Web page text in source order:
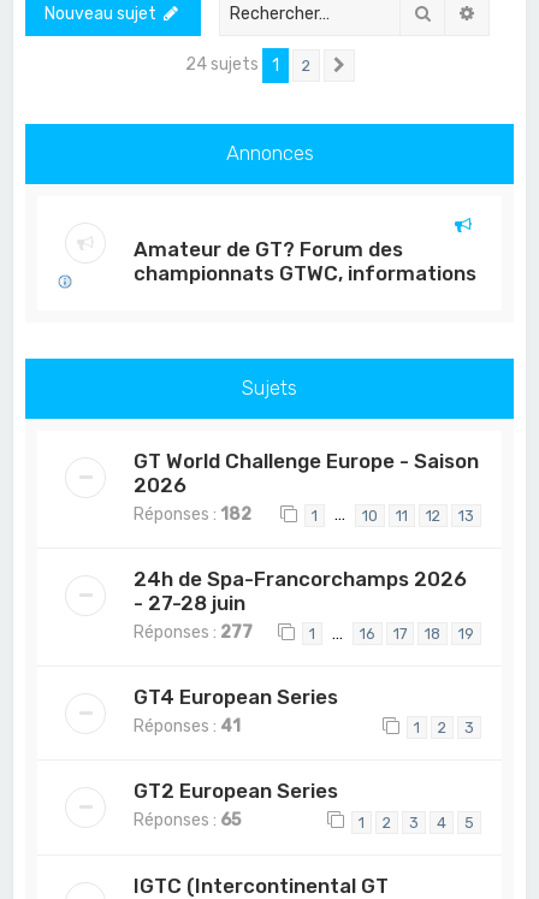
e
Nouveau sujet Rechercher
24 sujets 1 2
Annonces
Amateur de GT? Forum des
championnats GTWC, informations
Sujets
GT World Challenge Europe - Saison
2026
Réponses : 182 1 … 10 11 12 13
24h de Spa-Francorchamps 2026
- 27-28 juin
Réponses : 277 1 … 16 17 18 19
GT4 European Series
Réponses : 41 1 2 3
GT2 European Series
Réponses : 65 1 2 3 4 5
IGTC (Intercontinental GT